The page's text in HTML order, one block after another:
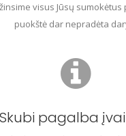
visus Jūsų sumokėtus
puokštė dar nepradėta
Skubi pagalba